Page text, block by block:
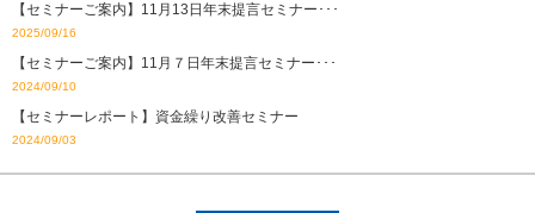
【セミナーご案内】11月13日年末提言セミナー･･･
2025/09/16
【セミナーご案内】11月７日年末提言セミナー･･･
2024/09/10
【セミナーレポート】資金繰り改善セミナー
2024/09/03